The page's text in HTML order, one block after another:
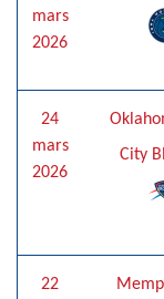
mars
2026
24
mars
2026
City
22